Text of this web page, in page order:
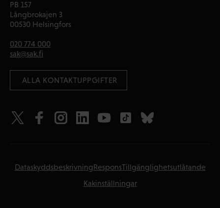
PB 157
Långbrokajen 3
00530 Helsingfors
020 774 000
sak@sak.fi
ALLA KONTAKTUPPGIFTER
DataskyddsbeskrivningResponsTillgänglighetsutlåtande
Kakinställningar